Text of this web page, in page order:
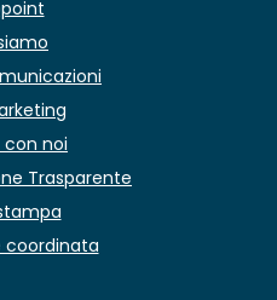
con noi
Trasparente
coordinata